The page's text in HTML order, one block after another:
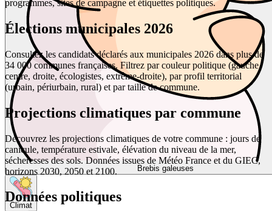
Brebis galeuses
Climat
programmes, sites de campagne et étiquettes politiques.
Élections municipales 2026
Consultez les candidats déclarés aux municipales 2026 dans plus de
34 000 communes françaises. Filtrez par couleur politique (gauche,
centre, droite, écologistes, extrême-droite), par profil territorial
(urbain, périurbain, rural) et par taille de commune.
Projections climatiques par commune
Découvrez les projections climatiques de votre commune : jours de
canicule, température estivale, élévation du niveau de la mer,
sécheresses des sols. Données issues de Météo France et du GIEC,
horizons 2030, 2050 et 2100.
Données politiques